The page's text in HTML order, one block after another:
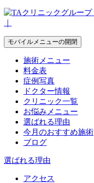
モバイルメニューの開閉
施術メニュー
料金表
症例写真
ドクター情報
クリニック一覧
お悩みメニュー
選ばれる理由
今月のおすすめ施術
ブログ
選ばれる理由
アクセス